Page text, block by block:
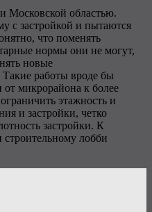
Московской областью.
с застройкой и пытаются
что поменять
нормы они не могут,
новые
Такие работы вроде бы
микрорайона к более
этажность и
и застройки, четко
застройки. К
строительному лобби